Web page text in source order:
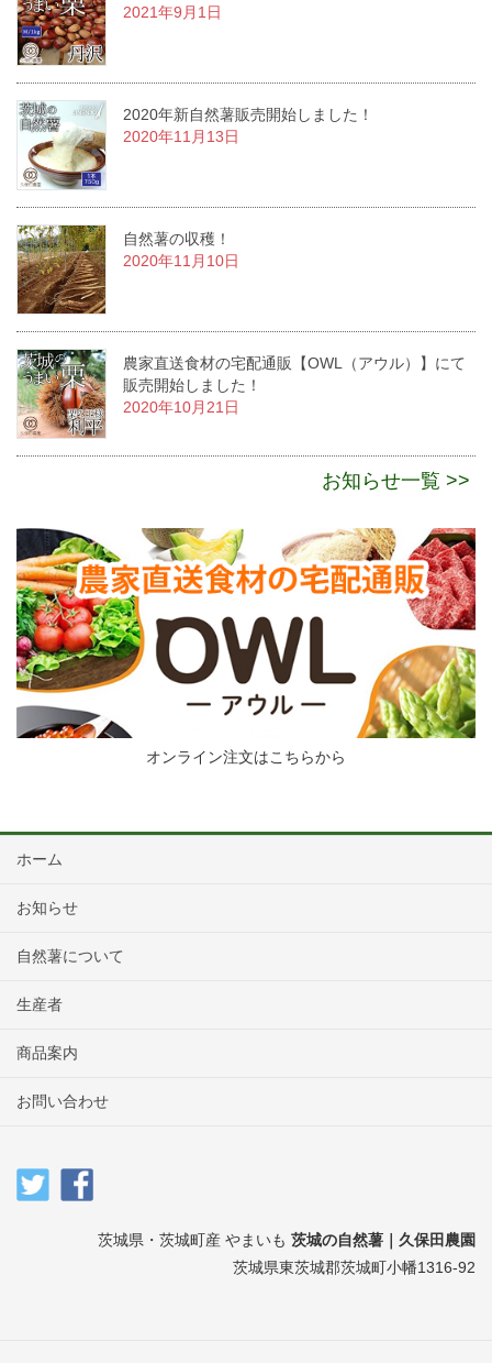
2021年9月1日
2020年新自然薯販売開始しました！
2020年11月13日
自然薯の収穫！
2020年11月10日
農家直送食材の宅配通販【OWL（アウル）】にて
販売開始しました！
2020年10月21日
お知らせ一覧 >>
オンライン注文はこちらから
ホーム
お知らせ
自然薯について
生産者
商品案内
お問い合わせ
茨城県・茨城町産 やまいも 茨城の自然薯｜久保田農園
茨城県東茨城郡茨城町小幡1316-92